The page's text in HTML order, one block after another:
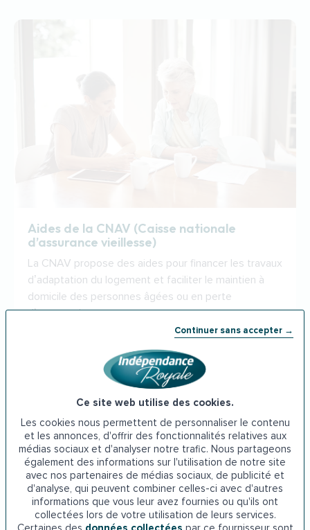
Continuer sans accepter →
Ce site web utilise des cookies.
Les cookies nous permettent de personnaliser le contenu
et les annonces, d'offrir des fonctionnalités relatives aux
médias sociaux et d'analyser notre trafic. Nous partageons
également des informations sur l'utilisation de notre site
avec nos partenaires de médias sociaux, de publicité et
d'analyse, qui peuvent combiner celles-ci avec d'autres
informations que vous leur avez fournies ou qu'ils ont
collectées lors de votre utilisation de leurs services.
Aides de la CNAV (Caisse nationale
d’assurance vieillesse)
La CNAV propose des aides pour financer les travaux
d’adaptation du logement et faciliter le maintien à
domicile des personnes âgées ou en perte
d’autonomie.